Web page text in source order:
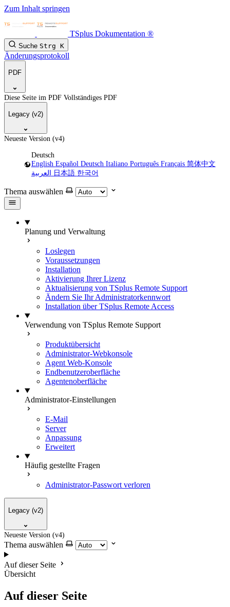
Zum Inhalt springen
TSplus Dokumentation ®
Suche Strg K
Änderungsprotokoll
PDF
Diese Seite im PDF Vollständiges PDF
Legacy (v2)
Neueste Version (v4)
Deutsch
English Español Deutsch Italiano Português Français 简体中文
日本語 한국어
Thema auswählen
Planung und Verwaltung
Loslegen
Voraussetzungen
Installation
Aktivierung Ihrer Lizenz
Aktualisierung von TSplus Remote Support
Ändern Sie Ihr Administratorkennwort
Installation über TSplus Remote Access
Verwendung von TSplus Remote Support
Produktübersicht
Administrator-Webkonsole
Agent Web-Konsole
Endbenutzeroberfläche
Agentenoberfläche
Administrator-Einstellungen
E-Mail
Server
Anpassung
Erweitert
Häufig gestellte Fragen
Administrator-Passwort verloren
Legacy (v2)
Neueste Version (v4)
Thema auswählen
Auf dieser Seite
Übersicht
Auf dieser Seite